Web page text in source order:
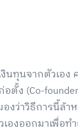
งินทุนจากตัวเอ
ตั้ง (Co-
ว่าวิธีการนี้ล้าห
องออกมาเพื่อท